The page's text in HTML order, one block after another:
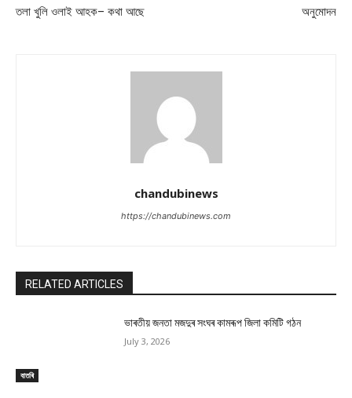
তলা খুলি ওলাই আহক– কথা আছে অনুমোদন
chandubinews
https://chandubinews.com
RELATED ARTICLES
বাতৰি
ভাৰতীয় জনতা মজদুৰ সংঘৰ কামৰূপ জিলা কমিটি গঠন
July 3, 2026